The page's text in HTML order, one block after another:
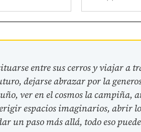
entre sus cerros y viajar a
dejarse abrazar por la
ver en el cosmos la campiña,
espacios imaginarios, abrir
un paso más allá, todo eso